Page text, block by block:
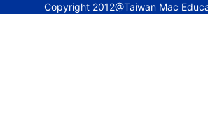
Copyright 2012@Taiwan Mac